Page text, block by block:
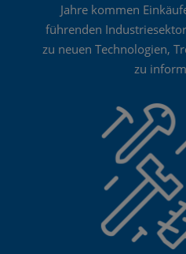
Jahre kommen
führenden
zu neuen Technologien,
zu